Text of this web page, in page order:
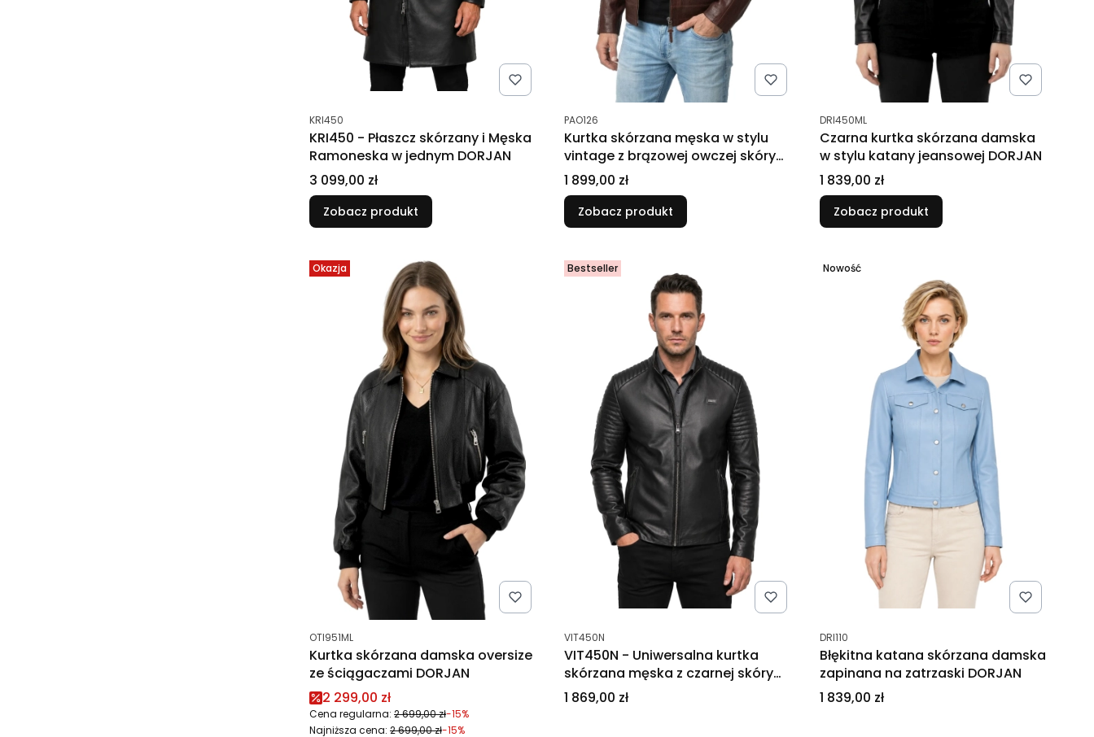
Kod produktu
KRI450
KRI450 - Płaszcz skórzany i Męska
Ramoneska w jednym DORJAN
Cena
3 099,00 zł
Zobacz produkt
Kod produktu
PAO126
Kurtka skórzana męska w stylu
vintage z brązowej owczej skóry
DORJAN
Cena
1 899,00 zł
Zobacz produkt
Kod produktu
DRI450ML
Czarna kurtka skórzana damska
w stylu katany jeansowej DORJAN
Cena
1 839,00 zł
Zobacz produkt
Okazja
Kod produktu
OTI951ML
Kurtka skórzana damska oversize
ze ściągaczami DORJAN
Cena promocyjna
2 299,00 zł
Cena regularna: 2 699,00 zł-15%
Najniższa cena: 2 699,00 zł-15%
Bestseller
Kod produktu
VIT450N
VIT450N - Uniwersalna kurtka
skórzana męska z czarnej skóry
DORJAN
Cena
1 869,00 zł
Nowość
Kod produktu
DRI110
Błękitna katana skórzana damska
zapinana na zatrzaski DORJAN
Cena
1 839,00 zł